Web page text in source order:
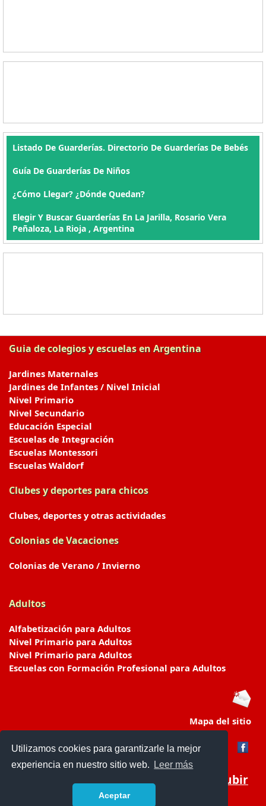
Utilizamos cookies para garantizarle la mejor
experiencia en nuestro sitio web.
Leer más
Aceptar
Listado De Guarderías. Directorio De Guarderías De Bebés
Guía De Guarderías De Niños
¿Cómo Llegar? ¿Dónde Quedan?
Elegir Y Buscar Guarderías En La Jarilla, Rosario Vera
Peñaloza, La Rioja , Argentina
Guia de colegios y escuelas en Argentina
Jardines Maternales
Jardines de Infantes / Nivel Inicial
Nivel Primario
Nivel Secundario
Educación Especial
Escuelas de Integración
Escuelas Montessori
Escuelas Waldorf
Clubes y deportes para chicos
Clubes, deportes y otras actividades
Colonias de Vacaciones
Colonias de Verano / Invierno
Adultos
Alfabetización para Adultos
Nivel Primario para Adultos
Nivel Primario para Adultos
Escuelas con Formación Profesional para Adultos
Mapa del sitio
Subir